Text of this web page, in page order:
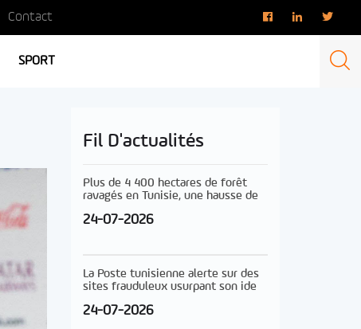
Contact
SPORT
Fil D'actualités
Plus de 4 400 hectares de forêt
ravagés en Tunisie, une hausse de
24-07-2026
La Poste tunisienne alerte sur des
sites frauduleux usurpant son ide
24-07-2026